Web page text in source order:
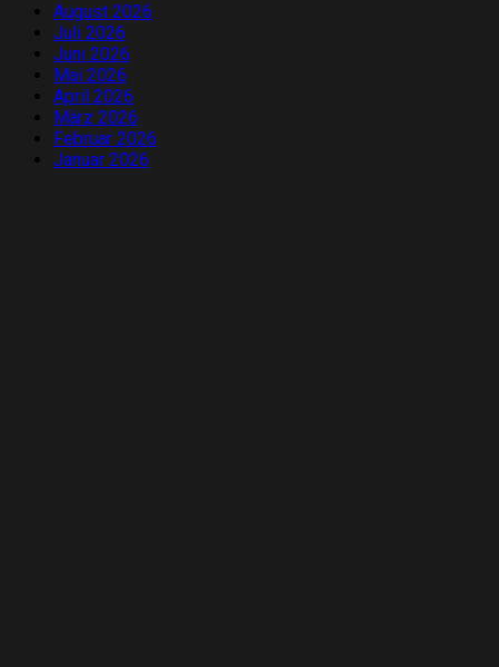
August 2026
Juli 2026
Juni 2026
Mai 2026
April 2026
März 2026
Februar 2026
Januar 2026